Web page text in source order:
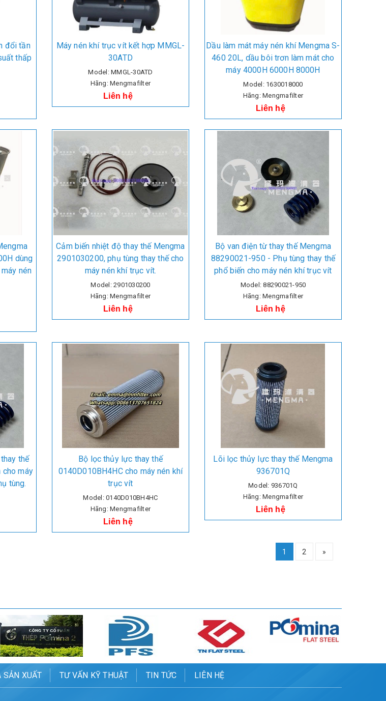
đổi tần
thấp
Máy nén khí trục vít kết hợp MMGL-
30ATD
Model: MMGL-30ATD
Hãng: Mengmafilter
Liên hệ
Dầu làm mát máy nén khí Mengma S-
460 20L, dầu bôi trơn làm mát cho
máy 4000H 6000H 8000H
Model: 1630018000
Hãng: Mengmafilter
Liên hệ
dùng
nén
Cảm biến nhiệt độ thay thế Mengma
2901030200, phụ tùng thay thế cho
máy nén khí trục vít.
Model: 2901030200
Hãng: Mengmafilter
Liên hệ
Bộ van điện từ thay thế Mengma
88290021-950 - Phụ tùng thay thế
phổ biến cho máy nén khí trục vít
Model: 88290021-950
Hãng: Mengmafilter
Liên hệ
thế
cho máy
tùng.
Bộ lọc thủy lực thay thế
0140D010BH4HC cho máy nén khí
trục vít
Model: 0140D010BH4HC
Hãng: Mengmafilter
Liên hệ
Lõi lọc thủy lực thay thế Mengma
936701Q
Model: 936701Q
Hãng: Mengmafilter
Liên hệ
1 2 »
SẢN XUẤT TƯ VẤN KỸ THUẬT TIN TỨC LIÊN HỆ